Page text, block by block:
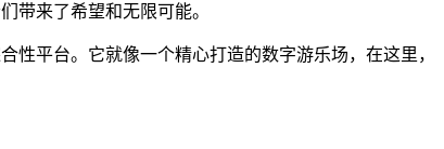
带来了希望和无限可能。
性平台。它就像一个精心打造的数字游乐场，在这里，